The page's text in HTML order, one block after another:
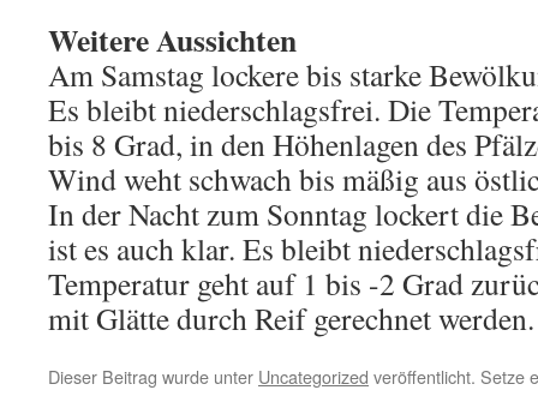
Weitere Aussichten
Am Samstag lockere bis starke
Es bleibt niederschlagsfrei. Die
bis 8 Grad, in den Höhenlagen des
Wind weht schwach bis mäßig aus
In der Nacht zum Sonntag lockert die
ist es auch klar. Es bleibt
Temperatur geht auf 1 bis -2 Grad
mit Glätte durch Reif gerechnet werden.
Dieser Beitrag wurde unter Uncategorized veröffentlicht. Setze